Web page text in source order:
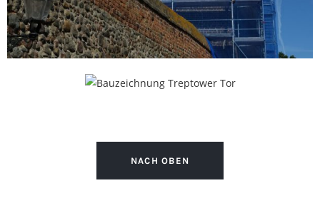
NACH OBEN